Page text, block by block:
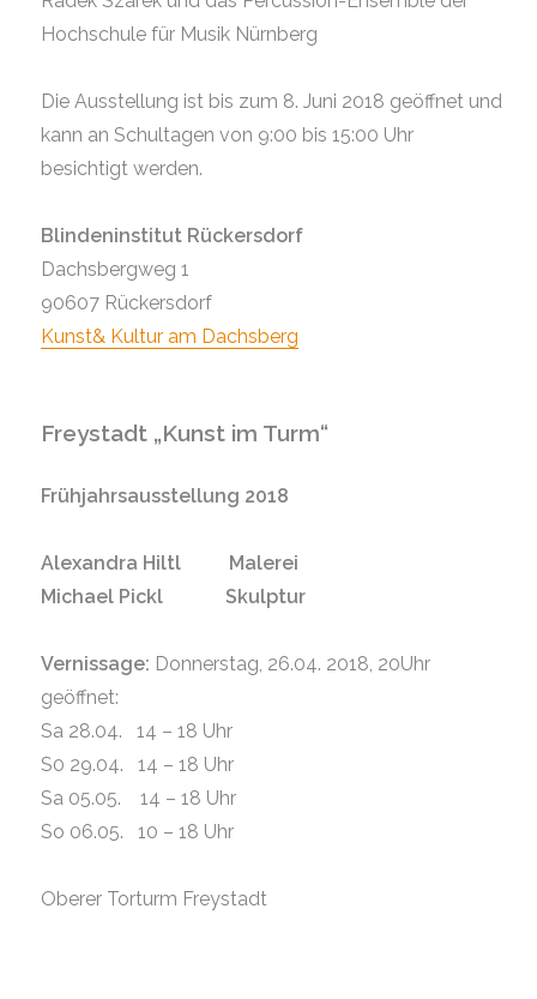
Hochschule für Musik Nürnberg
Die Ausstellung ist bis zum 8. Juni 2018 geöffnet und
kann an Schultagen von 9:00 bis 15:00 Uhr
besichtigt werden.
Blindeninstitut Rückersdorf
Dachsbergweg 1
90607 Rückersdorf
Kunst& Kultur am Dachsberg
Freystadt „Kunst im Turm“
Frühjahrsausstellung 2018
Alexandra Hiltl Malerei
Michael Pickl Skulptur
Vernissage: Donnerstag, 26.04. 2018, 20Uhr
geöffnet:
Sa 28.04. 14 – 18 Uhr
S0 29.04. 14 – 18 Uhr
Sa 05.05. 14 – 18 Uhr
So 06.05. 10 – 18 Uhr
Oberer Torturm Freystadt